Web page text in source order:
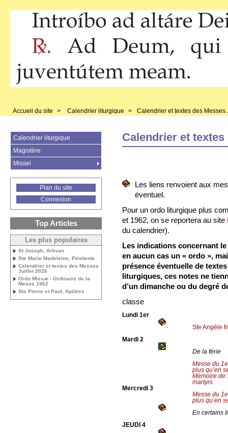
Accueil du site > Calendrier liturgique > Calendrier et textes des Messes
Calendrier et textes
Les liens renvoient aux
éventuel.
Pour un ordo liturgique plus
et 1962, on se reportera au site
du calendrier).
Les indications concernant
en aucun cas un « ordo »,
présence éventuelle de
liturgiques, ces notes ne
d’un dimanche ou du degré
classe
Lundi 1er
Ste Angèle
Mardi 2
De la férie
Messe du
plus qu’en
Mémoire de
martyrs
Mercredi 3
Messe du
plus qu’en
En certains
JEUDI 4
Calendrier liturgique
Magistère
Missel
Plan du site
Connexion
Top Articles
Les plus populaires
St Joseph, Artisan
Ste Marie Madeleine, Pénitente
Calendrier et textes des Messes
Juillet 2026
Ordo Missæ - Ordinaire de la
Messe 1962
Sts Pierre et Paul, Apôtres